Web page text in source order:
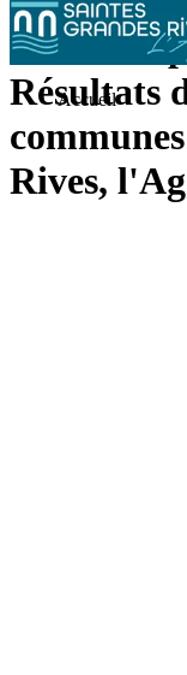
Accueil
Elections
Résultats
Rives,